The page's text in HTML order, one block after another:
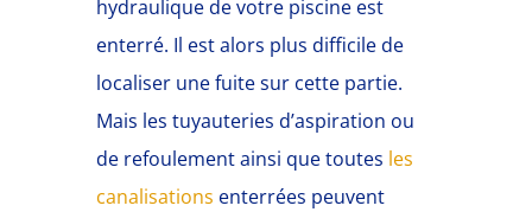
hydraulique de votre piscine est
enterré. Il est alors plus difficile de
localiser une fuite sur cette partie.
Mais les tuyauteries d’aspiration ou
de refoulement ainsi que toutes les
canalisations enterrées peuvent